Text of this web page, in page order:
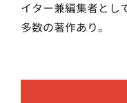
イター兼編集者とし
多数の著作あり。